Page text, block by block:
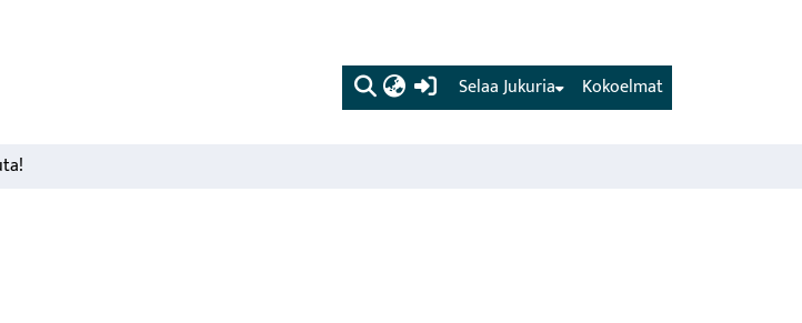
(current) Kokoelmat
Selaa Jukuria